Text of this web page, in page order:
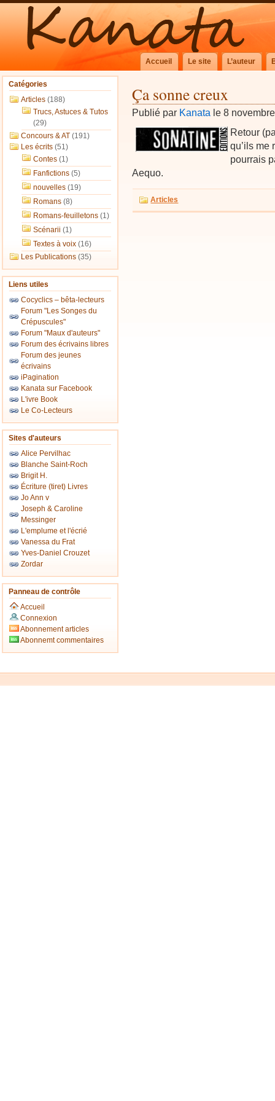
Accueil Le site L’auteur
Catégories
Articles (188)
Trucs, Astuces & Tutos
(29)
Concours & AT (191)
Les écrits (51)
Contes (1)
Fanfictions (5)
nouvelles (19)
Romans (8)
Romans-feuilletons (1)
Scénarii (1)
Textes à voix (16)
Les Publications (35)
Liens utiles
Cocyclics – bêta-lecteurs
Forum "Les Songes du
Crépuscules"
Forum "Maux d'auteurs"
Forum des écrivains libres
Forum des jeunes
écrivains
iPagination
Kanata sur Facebook
L'ivre Book
Le Co-Lecteurs
Sites d'auteurs
Alice Pervilhac
Blanche Saint-Roch
Brigit H.
Écriture (tiret) Livres
Jo Ann v
Joseph & Caroline
Messinger
L'emplume et l'écrié
Vanessa du Frat
Yves-Daniel Crouzet
Zordar
Panneau de contrôle
Accueil
Connexion
Abonnement articles
Abonnemt commentaires
Ça sonne creux
Publié par Kanata le 8
Retour
qu’ils
pourrais
Aequo.
Articles